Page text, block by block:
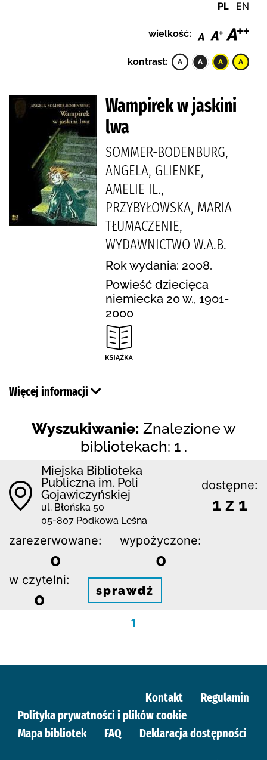
PL EN
wielkość:
kontrast:
Wampirek w jaskini
lwa
SOMMER-BODENBURG,
ANGELA, GLIENKE,
AMELIE IL.,
PRZYBYŁOWSKA, MARIA
TŁUMACZENIE,
WYDAWNICTWO W.A.B.
Rok wydania: 2008.
Powieść dziecięca
niemiecka 20 w., 1901-
2000
Więcej informacji
Wyszukiwanie: Znalezione w
bibliotekach: 1 .
Miejska Biblioteka
Publiczna im. Poli
Gojawiczyńskiej
ul. Błońska 50
05-807 Podkowa Leśna
dostępne:
1 z 1
zarezerwowane:
0
wypożyczone:
0
w czytelni:
0 sprawdź
1
Kontakt
Regulamin
Polityka prywatności i plików cookie
Mapa bibliotek
FAQ Deklaracja dostępności